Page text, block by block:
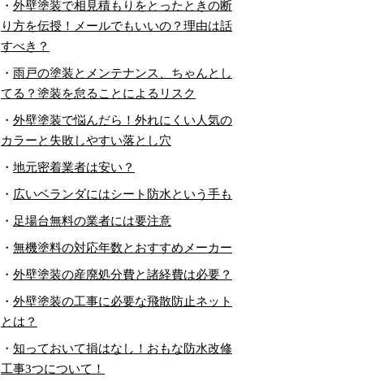
・ 外壁塗装で相見積もりをとったときの断
り方を伝授！メールでもいいの？理由は話
すべき？
・ 雨戸の塗装とメンテナンス、ちゃんとし
てる？塗装を怠ることによるリスク
・ 外壁塗装で悩んだら！外れにくい人気の
カラーと失敗しやすい落とし穴
・ 地元密着業者は安い？
・ 広いベランダにはシート防水という手も
・ 足場台無料の業者には要注意
・ 無機塗料の対応年数とおすすめメーカー
・ 外壁塗装の産廃処分費と諸経費は必要？
・ 外壁塗装の工事に必要な飛散防止ネット
とは？
・ 知っておいて損はなし！おもな防水改修
工事3つについて！